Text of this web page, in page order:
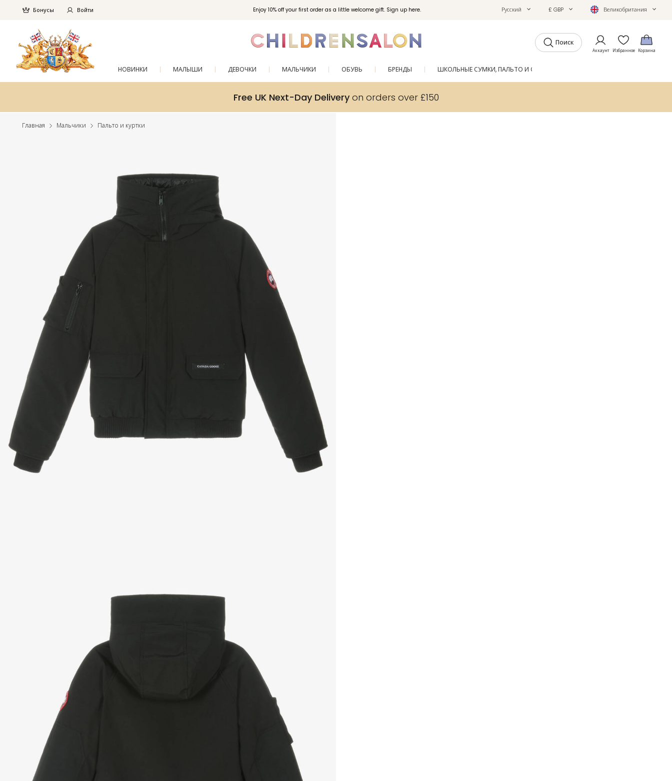
Enjoy 10% off your first order as a little welcome gift. Sign up here.
Вступайте в клуб Бонусы Childrensalon для эксклюзивных привилегий при покупках.
Бонусы Войти Русский £ GBP Великобритания
Поиск
Аккаунт Избранное Корзина
НОВИНКИ МАЛЫШИ ДЕВОЧКИ МАЛЬЧИКИ ОБУВЬ БРЕНДЫ ШКОЛЬНЫЕ СУМКИ, ПАЛЬТО И ОБУВЬ
Free UK Next-Day Deliveryon orders over £150
Главная Мальчики Пальто и куртки